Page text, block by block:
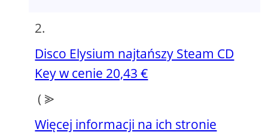
Disco Elysium najtańszy Steam CD
Key w cenie 20,43 €
( ⪢
Więcej informacji na ich stronie